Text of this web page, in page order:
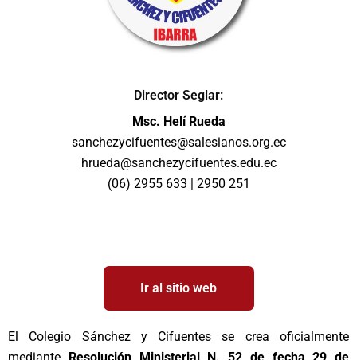
Director Seglar:
Msc. Helí Rueda
sanchezycifuentes@salesianos.org.ec
hrueda@sanchezycifuentes.edu.ec
(06) 2955 633 | 2950 251
Ir al sitio web
El Colegio Sánchez y Cifuentes se crea oficialmente
mediante Resolución Ministerial N. 52 de fecha 29 de